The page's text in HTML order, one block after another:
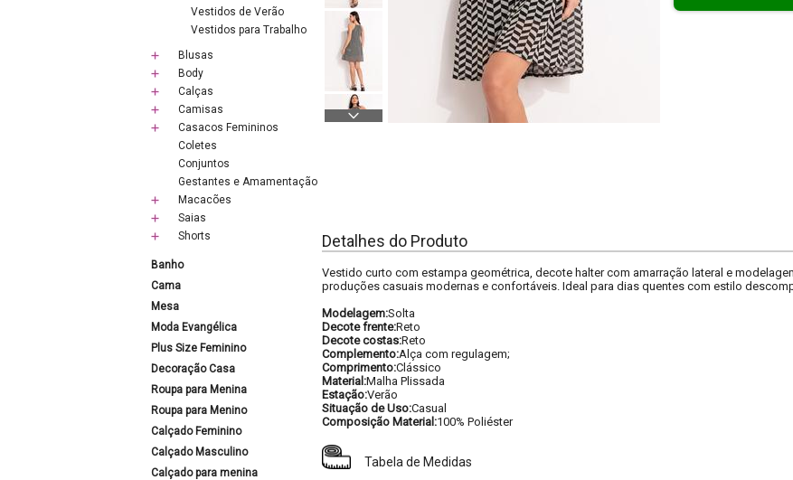
Vestidos de Verão
Vestidos para Trabalho
Blusas
Body
Calças
Camisas
Casacos Femininos
Coletes
Conjuntos
Gestantes e Amamentação
Macacões
Saias
Shorts
Banho
Cama
Mesa
Moda Evangélica
Plus Size Feminino
Decoração Casa
Roupa para Menina
Roupa para Menino
Calçado Feminino
Calçado Masculino
Calçado para menina
Detalhes do Produto
Vestido curto com estampa geométrica, decote halter com amarração lateral e
produções casuais modernas e confortáveis. Ideal para dias quentes com estilo
Modelagem:Solta
Decote frente:Reto
Decote costas:Reto
Complemento:Alça com regulagem;
Comprimento:Clássico
Material:Malha Plissada
Estação:Verão
Situação de Uso:Casual
Composição Material:100% Poliéster
Tabela de Medidas